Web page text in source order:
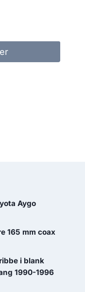
Aygo
165 mm coax
i blank
1990-1996